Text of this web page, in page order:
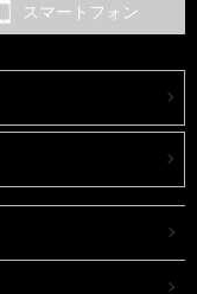
スマートフォン